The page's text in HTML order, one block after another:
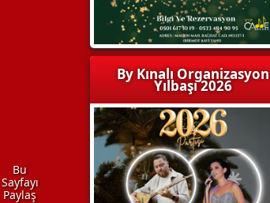
By Kınalı Organizasyon
Yılbaşı 2026
Bu
Sayfayı
Paylaş